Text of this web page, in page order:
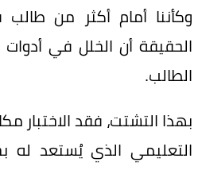
وكأننا أمام أكثر من
الحقيقة أن الخلل في
الطالب.
بهذا التشتت، فقد الاختبار
التعليمي الذي يُستعد له